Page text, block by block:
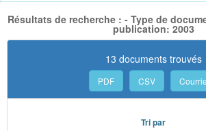
Résultats de recherche : - Type de
publication: 2003
13 documents trouvés
PDF CSV
Tri par